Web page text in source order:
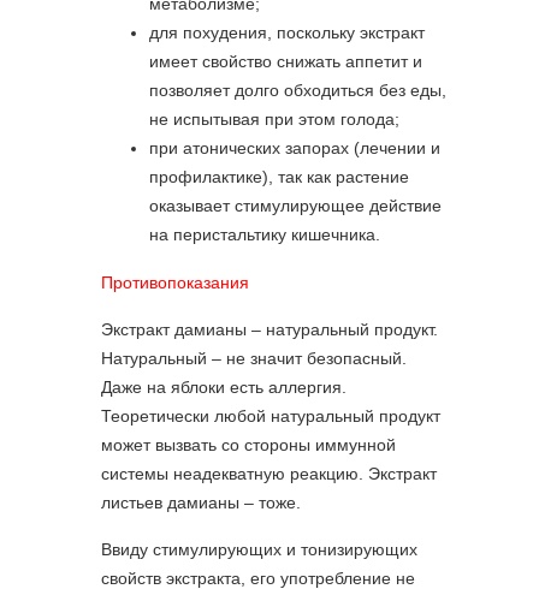
для похудения, поскольку экстракт
имеет свойство снижать аппетит и
позволяет долго обходиться без еды,
не испытывая при этом голода;
при атонических запорах (лечении и
профилактике), так как растение
оказывает стимулирующее действие
на перистальтику кишечника.
Противопоказания
Экстракт дамианы – натуральный продукт.
Натуральный – не значит безопасный.
Даже на яблоки есть аллергия.
Теоретически любой натуральный продукт
может вызвать со стороны иммунной
системы неадекватную реакцию. Экстракт
листьев дамианы – тоже.
Ввиду стимулирующих и тонизирующих
свойств экстракта, его употребление не